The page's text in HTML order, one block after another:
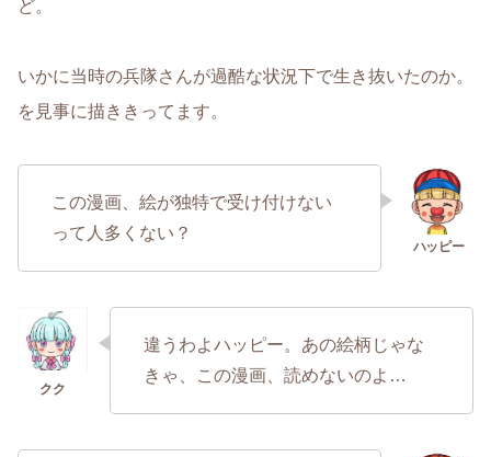
ど。
いかに当時の兵隊さんが過酷な状況下で生き抜いたのか。
を見事に描ききってます。
この漫画、絵が独特で受け付けない
って人多くない？
違うわよハッピー。あの絵柄じゃな
きゃ、この漫画、読めないのよ…